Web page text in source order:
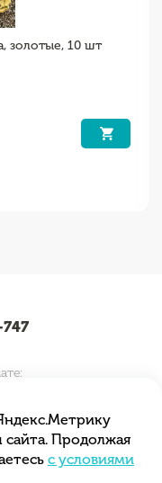
золотые, 10 шт
сайта. Продолжая
с условиями